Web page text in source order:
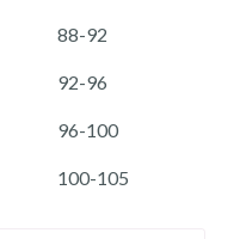
88-92
92-96
96-100
100-105